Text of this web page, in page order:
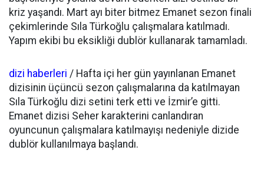
kriz yaşandı. Mart ayı biter bitmez Emanet sezon finali
çekimlerinde Sıla Türkoğlu çalışmalara katılmadı.
Yapım ekibi bu eksikliği dublör kullanarak tamamladı.
dizi haberleri / Hafta içi her gün yayınlanan Emanet
dizisinin üçüncü sezon çalışmalarına da katılmayan
Sıla Türkoğlu dizi setini terk etti ve İzmir’e gitti.
Emanet dizisi Seher karakterini canlandıran
oyuncunun çalışmalara katılmayışı nedeniyle dizide
dublör kullanılmaya başlandı.